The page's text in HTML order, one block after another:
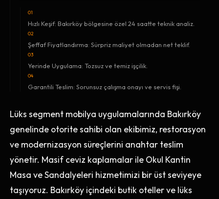
01
Hızlı Keşif: Bakırköy bölgesine özel 24 saatte teknik analiz.
02
Şeffaf Fiyatlandırma: Sürpriz maliyet olmadan net teklif.
03
Yerinde Uygulama: Tozsuz ve temiz işçilik.
04
Garantili Teslim: Sorunsuz çalışma onayı ve servis fişi.
Lüks segment mobilya uygulamalarında Bakırköy
genelinde otorite sahibi olan ekibimiz, restorasyon
ve modernizasyon süreçlerini anahtar teslim
yönetir. Masif ceviz kaplamalar ile Okul Kantin
Masa ve Sandalyeleri hizmetimizi bir üst seviyeye
taşıyoruz. Bakırköy içindeki butik oteller ve lüks